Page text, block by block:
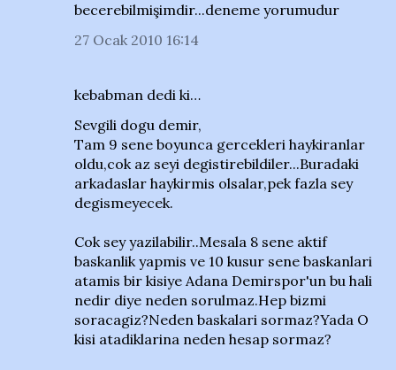
becerebilmişimdir...deneme yorumudur
27 Ocak 2010 16:14
kebabman dedi ki…
Sevgili dogu demir,
Tam 9 sene boyunca gercekleri haykiranlar
oldu,cok az seyi degistirebildiler...Buradaki
arkadaslar haykirmis olsalar,pek fazla sey
degismeyecek.
Cok sey yazilabilir..Mesala 8 sene aktif
baskanlik yapmis ve 10 kusur sene baskanlari
atamis bir kisiye Adana Demirspor'un bu hali
nedir diye neden sorulmaz.Hep bizmi
soracagiz?Neden baskalari sormaz?Yada O
kisi atadiklarina neden hesap sormaz?